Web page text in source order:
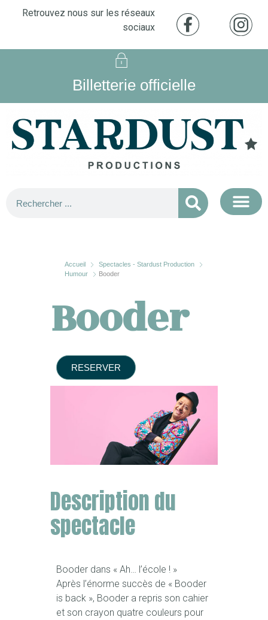
Retrouvez nous sur les réseaux
sociaux
Billetterie officielle
Accueil
Spectacles - Stardust Production
Humour
Booder
Booder
RESERVER
Description du
spectacle
Booder dans « Ah… l’école ! »
Après l’énorme succès de « Booder
is back », Booder a repris son cahier
et son crayon quatre couleurs pour